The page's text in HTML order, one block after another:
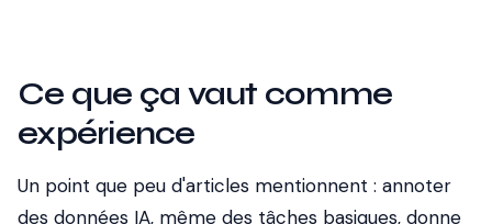
Ce que ça vaut comme
expérience
Un point que peu d'articles mentionnent : annoter
des données IA, même des tâches basiques, donne